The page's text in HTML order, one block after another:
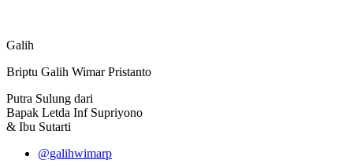
Galih
Briptu Galih Wimar Pristanto
Putra Sulung dari
Bapak Letda Inf Supriyono
& Ibu Sutarti
@galihwimarp